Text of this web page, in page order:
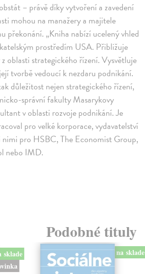
– právě díky vytvoření a zavedení
mohou na manažery a majitele
překonání. „Kniha nabízí ucelený vhled
prostředím USA. Přibližuje
oblasti strategického řízení. Vysvětluje
tvorbě vedoucí k nezdaru podnikání.
důležitost nejen strategického řízení,
správní fakulty Masarykovy
v oblasti rozvoje podnikání. Je
pro velké korporace, vydavatelství
nimi pro HSBC, The Economist Group,
nebo IMD.
Podobné tituly
sklade
na sklade